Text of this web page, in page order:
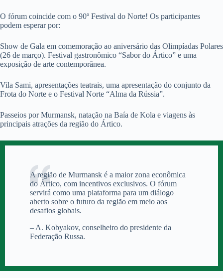
O fórum coincide com o 90º Festival do Norte! Os participantes
podem esperar por:
Show de Gala em comemoração ao aniversário das Olimpíadas Polares
(26 de março). Festival gastronômico “Sabor do Ártico” e uma
exposição de arte contemporânea.
Vila Sami, apresentações teatrais, uma apresentação do conjunto da
Frota do Norte e o Festival Norte “Alma da Rússia”.
Passeios por Murmansk, natação na Baía de Kola e viagens às
principais atrações da região do Ártico.
A região de Murmansk é a maior zona econômica
do Ártico, com incentivos exclusivos. O fórum
servirá como uma plataforma para um diálogo
aberto sobre o futuro da região em meio aos
desafios globais.
– A. Kobyakov, conselheiro do presidente da
Federação Russa.